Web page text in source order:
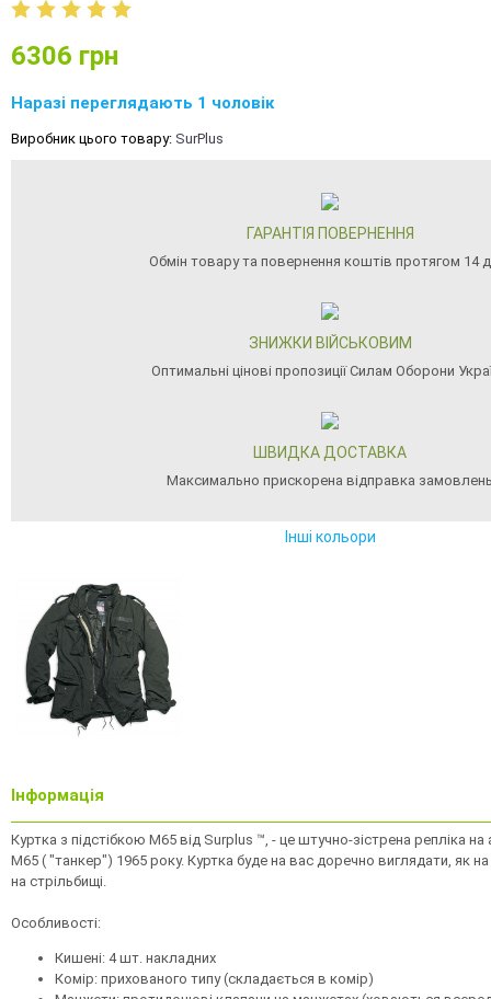
6306 грн
Наразі переглядають 1 чоловік
Виробник цього товару: SurPlus
ГАРАНТІЯ ПОВЕРНЕННЯ
Обмін товару та повернення коштів протягом 14
ЗНИЖКИ ВІЙСЬКОВИМ
Оптимальні цінові пропозиції Силам Оборони
ШВИДКА ДОСТАВКА
Максимально прискорена відправка
Інші кольори
Інформація
Куртка з підстібкою M65 від Surplus ™, - це штучно-зістрена репліка
M65 ( "танкер") 1965 року. Куртка буде на вас доречно виглядати, як на
на стрільбищі.
Особливості:
Кишені: 4 шт. накладних
Комір: прихованого типу (складається в комір)